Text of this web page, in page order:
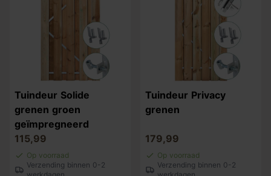
Tuindeur Solide
grenen groen
geïmpregneerd
115,99
Op voorraad
Verzending binnen 0-2
Tuindeur Privacy
grenen
179,99
Op voorraad
Verzending binnen 0-2